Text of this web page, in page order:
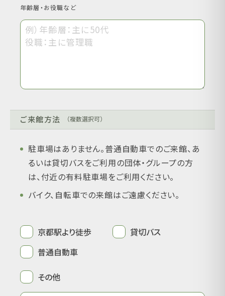
年齢層・お役職など
ご来館方法 （複数選択可）
駐車場はありません。普通自動車でのご来館、あ
るいは貸切バスをご利用の団体・グループの方
は、付近の有料駐車場をご利用ください。
バイク、自転車での来館はご遠慮ください。
京都駅より徒歩
貸切バス
普通自動車
その他